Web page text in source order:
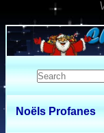
Noëls Profanes